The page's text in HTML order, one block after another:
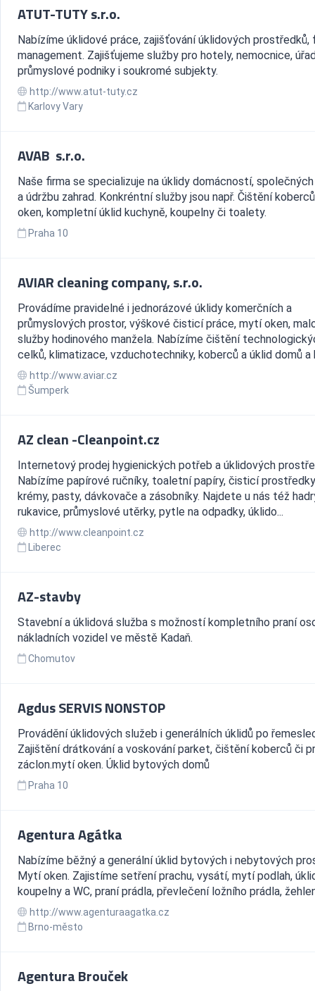
ATUT-TUTY s.r.o.
Nabízíme úklidové práce, zajišťování úklidových
management. Zajišťujeme služby pro hotely, nemocnice,
průmyslové podniky i soukromé subjekty.
http://www.atut-tuty.cz
Karlovy Vary
AVAB s.r.o.
Naše firma se specializuje na úklidy domácností,
a údržbu zahrad. Konkréntní služby jsou např. Čištění
oken, kompletní úklid kuchyně, koupelny či toalety.
Praha 10
AVIAR cleaning company, s.r.o.
Provádíme pravidelné i jednorázové úklidy komerčních a
průmyslových prostor, výškové čisticí práce, mytí oken,
služby hodinového manžela. Nabízíme čištění
celků, klimatizace, vzduchotechniky, koberců a úklid domů a
http://www.aviar.cz
Šumperk
AZ clean -Cleanpoint.cz
Internetový prodej hygienických potřeb a úklidových
Nabízíme papírové ručníky, toaletní papíry, čisticí
krémy, pasty, dávkovače a zásobníky. Najdete u nás též
rukavice, průmyslové utěrky, pytle na odpadky, úklido...
http://www.cleanpoint.cz
Liberec
AZ-stavby
Stavební a úklidová služba s možností kompletního praní
nákladních vozidel ve městě Kadaň.
Chomutov
Agdus SERVIS NONSTOP
Provádění úklidových služeb i generálních úklidů po
Zajištění drátkování a voskování parket, čištění koberců či
záclon.mytí oken. Úklid bytových domů
Praha 10
Agentura Agátka
Nabízíme běžný a generální úklid bytových i nebytových
Mytí oken. Zajistíme setření prachu, vysátí, mytí podlah,
koupelny a WC, praní prádla, převlečení ložního prádla,
http://www.agenturaagatka.cz
Brno-město
Agentura Brouček